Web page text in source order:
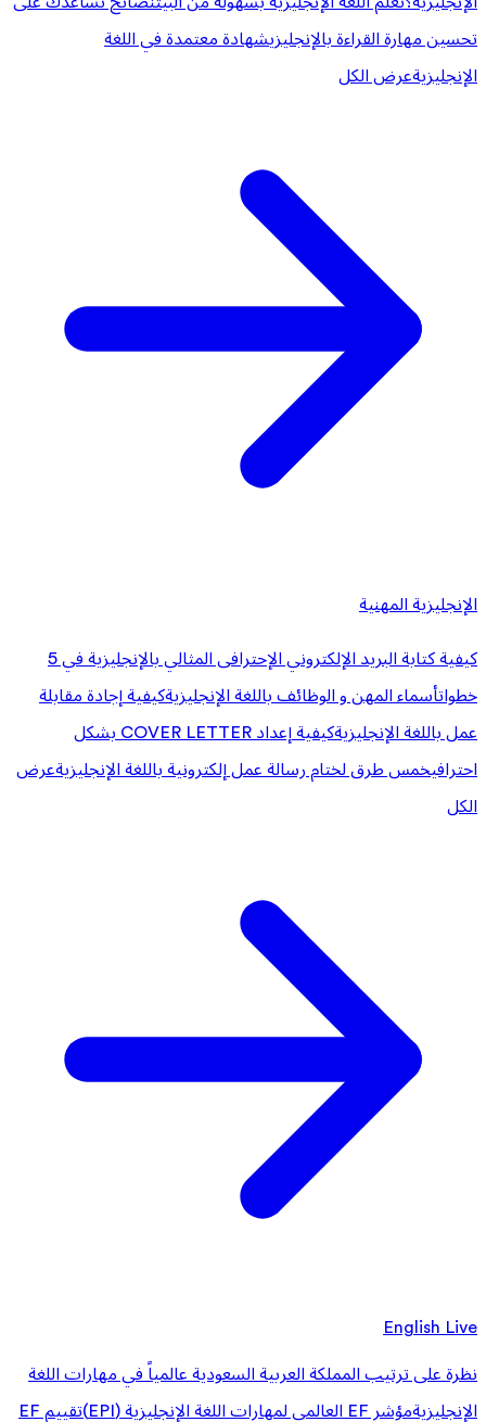
تحسين مهارة القراءة بالإنجليزيشهادة معتمدة في اللغة
الإنجليزيةعرض الكل
الإنجليزية المهنية
كيفية كتابة البريد الإلكتروني الإحترافى المثالي بالإنجليزية في 5
خطواتأسماء المهن و الوظائف باللغة الإنجليزيةكيفية إجادة مقابلة
عمل باللغة الإنجليزية
كيفية إعداد COVER LETTER بشكل
احترافيخمس طرق لختام رسالة عمل إلكترونية باللغة الإنجليزيةعرض
الكل
English Live
نظرة على ترتيب المملكة العربية السعودية عالمياً في مهارات اللغة
الإنجليزيةمؤشر EF العالمى لمهارات اللغة الإنجليزية (EPI)
تقييم EF